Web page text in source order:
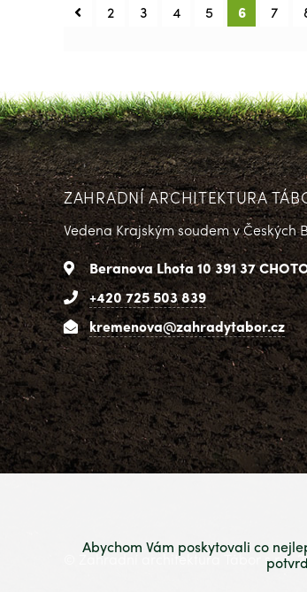
2 3 4 5 6 7
ZAHRADNÍ ARCHITEKTURA
Vedena Krajským soudem v Českých
Beranova Lhota 10 391 37
+420 725 503 839
kremenova@zahradytabor.cz
© Zahradní architektura Tábor s.r.o.
Abychom Vám poskytovali co